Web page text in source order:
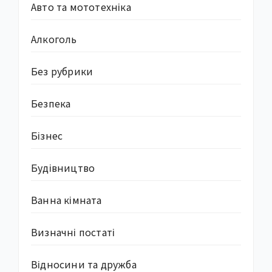
Авто та мототехніка
Алкоголь
Без рубрики
Безпека
Бізнес
Будівництво
Ванна кімната
Визначні постаті
Відносини та дружба